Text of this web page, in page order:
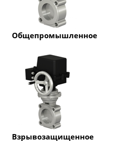
Общепромышленное
Взрывозащищенное